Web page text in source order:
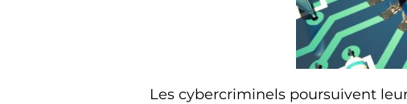
Les cybercriminels poursuivent